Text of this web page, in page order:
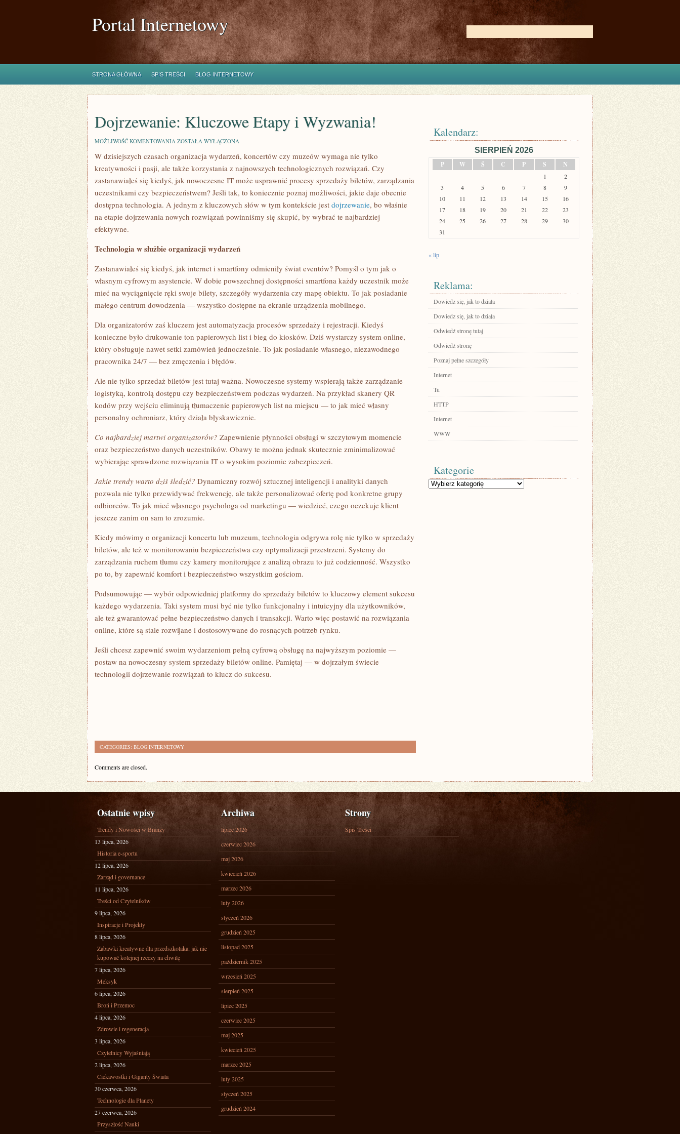
Portal Internetowy
STRONA GŁÓWNA SPIS TREŚCI BLOG INTERNETOWY
Dojrzewanie: Kluczowe Etapy i Wyzwania!
MOŻLIWOŚĆ KOMENTOWANIA DOJRZEWANIE:
ETAPY
WYZWANIA!
ZOSTAŁA WYŁĄCZONA
W dzisiejszych czasach organizacja wydarzeń, koncertów czy muzeów wymaga nie tylko
kreatywności i pasji, ale także korzystania z najnowszych technologicznych rozwiązań. Czy
zastanawiałeś się kiedyś, jak nowoczesne IT może usprawnić procesy sprzedaży biletów, zarządzania
uczestnikami czy bezpieczeństwem? Jeśli tak, to koniecznie poznaj możliwości, jakie daje obecnie
dostępna technologia. A jednym z kluczowych słów w tym kontekście jest dojrzewanie, bo właśnie
na etapie dojrzewania nowych rozwiązań powinniśmy się skupić, by wybrać te najbardziej
efektywne.
Technologia w służbie organizacji wydarzeń
Zastanawiałeś się kiedyś, jak internet i smartfony odmieniły świat eventów? Pomyśl o tym jak o
własnym cyfrowym asystencie. W dobie powszechnej dostępności smartfona każdy uczestnik może
mieć na wyciągnięcie ręki swoje bilety, szczegóły wydarzenia czy mapę obiektu. To jak posiadanie
małego centrum dowodzenia — wszystko dostępne na ekranie urządzenia mobilnego.
Dla organizatorów zaś kluczem jest automatyzacja procesów sprzedaży i rejestracji. Kiedyś
konieczne było drukowanie ton papierowych list i bieg do kiosków. Dziś wystarczy system online,
który obsługuje nawet setki zamówień jednocześnie. To jak posiadanie własnego, niezawodnego
pracownika 24/7 — bez zmęczenia i błędów.
Ale nie tylko sprzedaż biletów jest tutaj ważna. Nowoczesne systemy wspierają także zarządzanie
logistyką, kontrolą dostępu czy bezpieczeństwem podczas wydarzeń. Na przykład skanery QR
kodów przy wejściu eliminują tłumaczenie papierowych list na miejscu — to jak mieć własny
personalny ochroniarz, który działa błyskawicznie.
Co najbardziej martwi organizatorów? Zapewnienie płynności obsługi w szczytowym momencie
oraz bezpieczeństwo danych uczestników. Obawy te można jednak skutecznie zminimalizować
wybierając sprawdzone rozwiązania IT o wysokim poziomie zabezpieczeń.
Jakie trendy warto dziś śledzić? Dynamiczny rozwój sztucznej inteligencji i analityki danych
pozwala nie tylko przewidywać frekwencję, ale także personalizować ofertę pod konkretne grupy
odbiorców. To jak mieć własnego psychologa od marketingu — wiedzieć, czego oczekuje klient
jeszcze zanim on sam to zrozumie.
Kiedy mówimy o organizacji koncertu lub muzeum, technologia odgrywa rolę nie tylko w sprzedaży
biletów, ale też w monitorowaniu bezpieczeństwa czy optymalizacji przestrzeni. Systemy do
zarządzania ruchem tłumu czy kamery monitorujące z analizą obrazu to już codzienność. Wszystko
po to, by zapewnić komfort i bezpieczeństwo wszystkim gościom.
Podsumowując — wybór odpowiedniej platformy do sprzedaży biletów to kluczowy element sukcesu
każdego wydarzenia. Taki system musi być nie tylko funkcjonalny i intuicyjny dla użytkowników,
ale też gwarantować pełne bezpieczeństwo danych i transakcji. Warto więc postawić na rozwiązania
online, które są stale rozwijane i dostosowywane do rosnących potrzeb rynku.
Jeśli chcesz zapewnić swoim wydarzeniom pełną cyfrową obsługę na najwyższym poziomie —
postaw na nowoczesny system sprzedaży biletów online. Pamiętaj — w dojrzałym świecie
technologii dojrzewanie rozwiązań to klucz do sukcesu.
CATEGORIES: BLOG INTERNETOWY
Comments are closed.
Kalendarz:
SIERPIEŃ 2026
P
W Ś C P S N
1
2
3
4 5 6 7 8
9
10
11 12 13 14 15
16
17
18 19 20 21 22
23
24
25 26 27 28 29
30
31
« lip
Reklama:
Dowiedz się, jak to działa
Dowiedz się, jak to działa
Odwiedź stronę tutaj
Odwiedź stronę
Poznaj pełne szczegóły
Internet
Tu
HTTP
Internet
WWW
Kategorie
Kategorie
Ostatnie wpisy
Trendy i Nowości w Branży
13 lipca, 2026
Historia e-sportu
12 lipca, 2026
Zarząd i governance
11 lipca, 2026
Treści od Czytelników
9 lipca, 2026
Inspiracje i Projekty
8 lipca, 2026
Zabawki kreatywne dla przedszkolaka: jak nie
kupować kolejnej rzeczy na chwilę
7 lipca, 2026
Meksyk
6 lipca, 2026
Broń i Przemoc
4 lipca, 2026
Zdrowie i regeneracja
3 lipca, 2026
Czytelnicy Wyjaśniają
2 lipca, 2026
Ciekawostki i Giganty Świata
30 czerwca, 2026
Technologie dla Planety
27 czerwca, 2026
Przyszłość Nauki
Archiwa
lipiec 2026
czerwiec 2026
maj 2026
kwiecień 2026
marzec 2026
luty 2026
styczeń 2026
grudzień 2025
listopad 2025
październik 2025
wrzesień 2025
sierpień 2025
lipiec 2025
czerwiec 2025
maj 2025
kwiecień 2025
marzec 2025
luty 2025
styczeń 2025
grudzień 2024
Strony
Spis Treści